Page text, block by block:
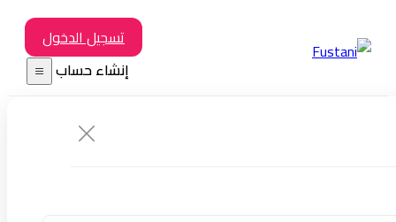
تسجيل الدخول
إنشاء حساب